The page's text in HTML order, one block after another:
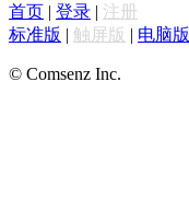
首页 | 登录 | 注册
标准版 | 触屏版 | 电脑版
© Comsenz Inc.